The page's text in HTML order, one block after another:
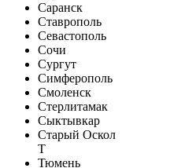
Саранск
Ставрополь
Севастополь
Сочи
Сургут
Симферополь
Смоленск
Стерлитамак
Сыктывкар
Старый Оскол
Т
Тюмень